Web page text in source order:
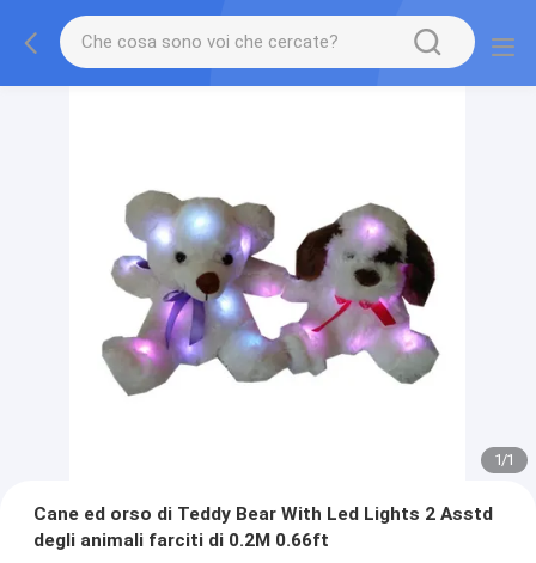
1/1
Cane ed orso di Teddy Bear With Led Lights 2 Asstd
degli animali farciti di 0.2M 0.66ft